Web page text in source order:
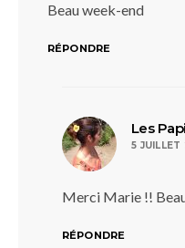
Beau week-end
RÉPONDRE
Les
5 JUILLET
Merci Marie !!
RÉPONDRE